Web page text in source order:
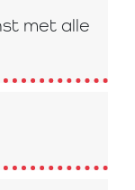
met alle